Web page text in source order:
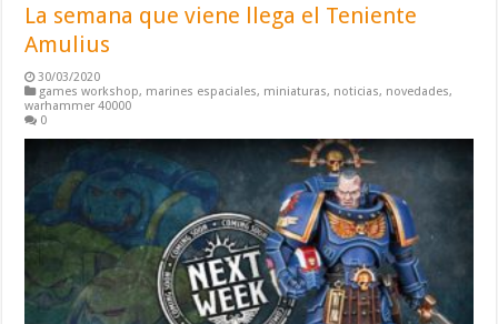
La semana que viene llega el Teniente
Amulius
30/03/2020
games workshop, marines espaciales, miniaturas, noticias, novedades,
warhammer 40000
0